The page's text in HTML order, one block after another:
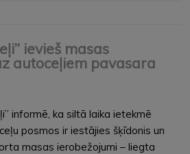
ievieš masas
autoceļiem pavasara
informē, ka siltā laika ietekmē
posmos ir iestājies šķīdonis un
masas ierobežojumi – liegta